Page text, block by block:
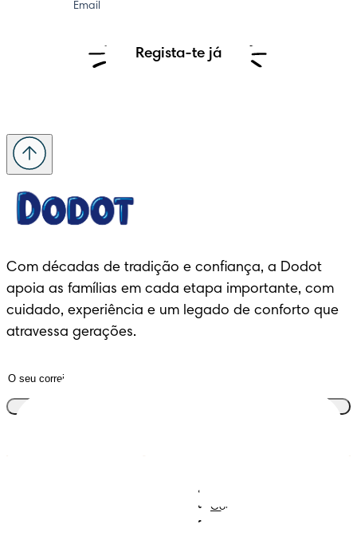
Email
Regista-te já
Com décadas de tradição e confiança, a Dodot
apoia as famílias em cada etapa importante, com
cuidado, experiência e um legado de conforto que
atravessa gerações.
Contacta-nos